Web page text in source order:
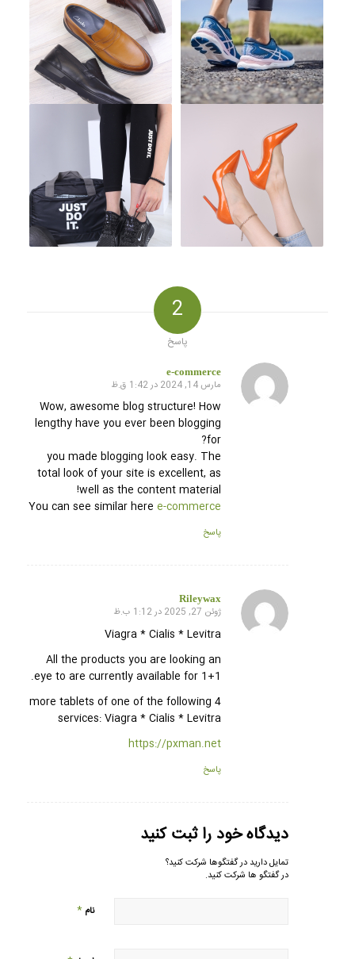
2
پاسخ
e-commerce
گفته:
مارس 14, 2024 در 1:42 ق.ظ
Wow, awesome blog structure! How
lengthy have you ever been blogging
for?
you made blogging look easy. The
total look of your site is excellent, as
well as the content material!
You can see similar heree-commerce
پاسخ
Rileywax
گفته:ژوئن 27, 2025 در 1:12 ب.ظ
Viagra * Cialis * Levitra
All the products you are looking an
eye to are currently available for 1+1.
4 more tablets of one of the following
services: Viagra * Cialis * Levitra
https://pxman.net
پاسخ
دیدگاه خود را ثبت کنید
تمایل دارید در گفتگوها شرکت کنید؟
در گفتگو ها شرکت کنید.
نام *